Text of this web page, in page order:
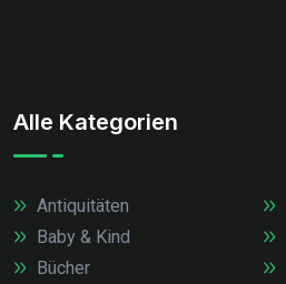
Alle Kategorien
Antiquitäten
Baby & Kind
Bücher